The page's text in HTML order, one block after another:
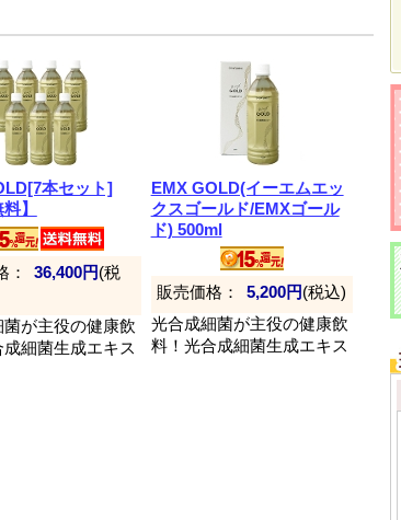
本セット]
】
： 36,400円(税
が主役の健康飲
細菌生成エキス
EMX GOLD(イーエムエッ
クスゴールド/EMXゴール
ド) 500ml
販売価格： 5,200円(税込)
光合成細菌が主役の健康飲
料！光合成細菌生成エキス